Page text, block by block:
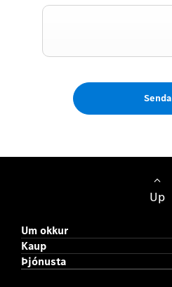
Senda
Up
Um okkur
Kaup
Þjónusta